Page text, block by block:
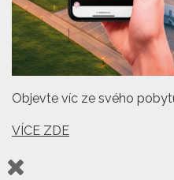
Turistické informační
centrum Pasohlávky
Objevte víc ze svého
VÍCE ZDE